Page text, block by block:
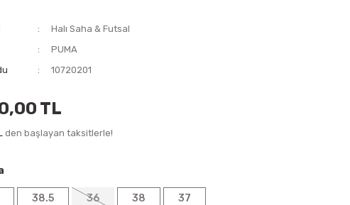
Halı Saha & Futsal
PUMA
10720201
TL
den başlayan taksitlerle!
38.5 36 38 37